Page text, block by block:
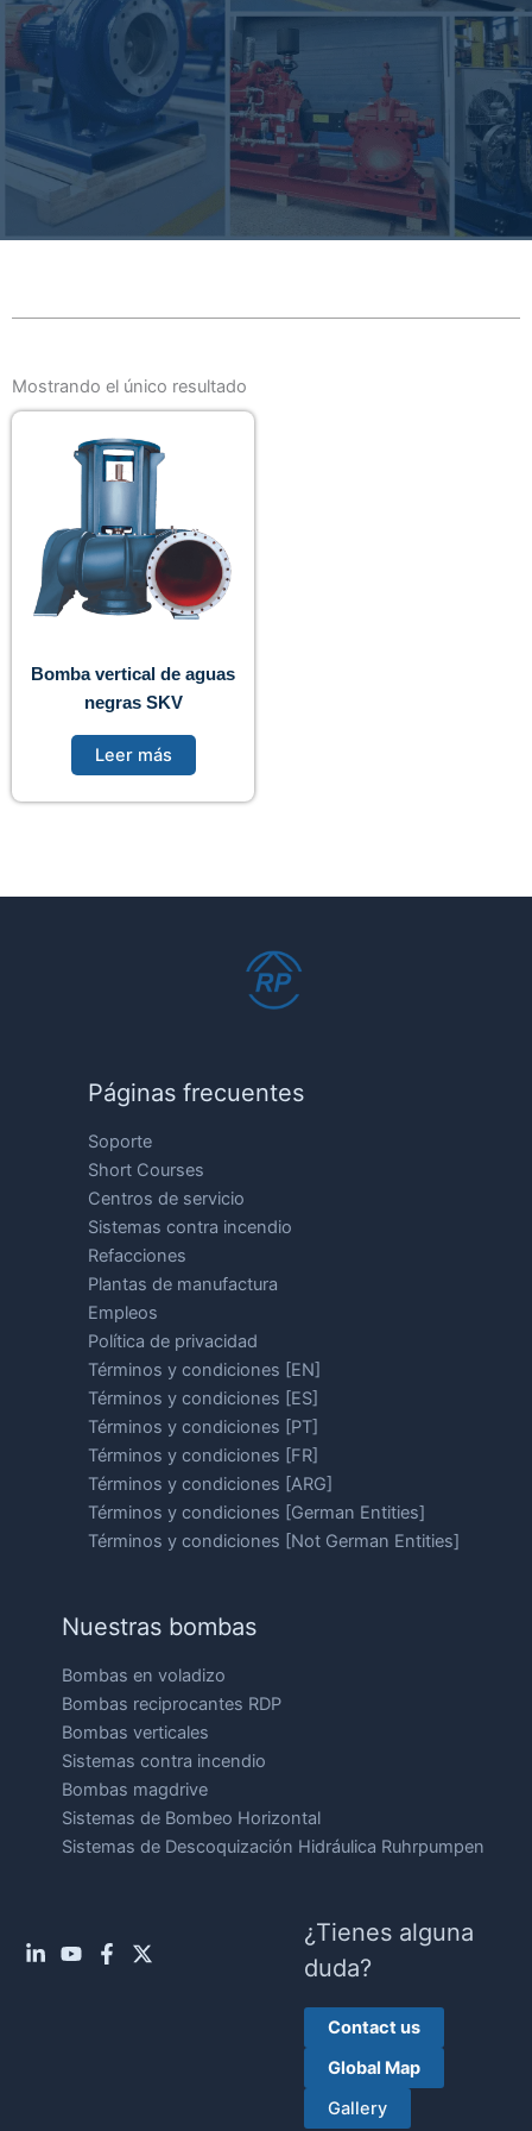
Mostrando el único resultado
Bomba vertical de aguas
negras SKV
Leer más
Páginas frecuentes
Soporte
Short Courses
Centros de servicio
Sistemas contra incendio
Refacciones
Plantas de manufactura
Empleos
Política de privacidad
Términos y condiciones [EN]
Términos y condiciones [ES]
Términos y condiciones [PT]
Términos y condiciones [FR]
Términos y condiciones [ARG]
Términos y condiciones [German Entities]
Términos y condiciones [Not German Entities]
Nuestras bombas
Bombas en voladizo
Bombas reciprocantes RDP
Bombas verticales
Sistemas contra incendio
Bombas magdrive
Sistemas de Bombeo Horizontal
Sistemas de Descoquización Hidráulica Ruhrpumpen
¿Tienes alguna
duda?
Contact us
Global Map
Gallery